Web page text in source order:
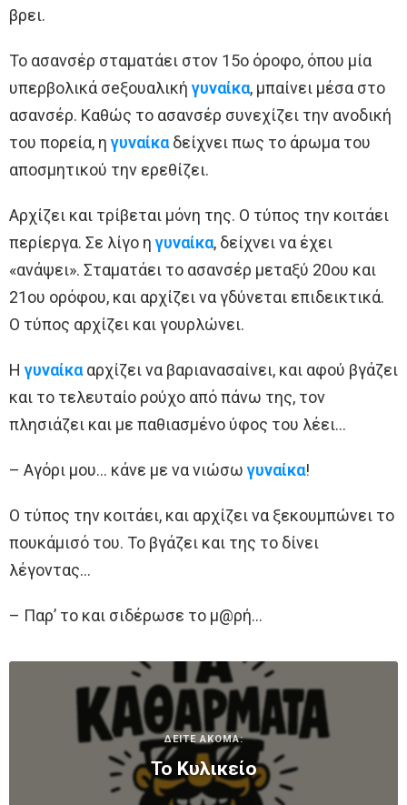
βρει.
Το ασανσέρ σταματάει στον 15ο όροφο, όπου μία
υπερβολικά σeξουαλική γυναίκα, μπαίνει μέσα στο
ασανσέρ. Καθώς το ασανσέρ συνεχίζει την ανοδική
του πορεία, η γυναίκαδείχνει πως το άρωμα του
αποσμητικού την ερεθίζει.
Αρχίζει και τρίβεται μόνη της. Ο τύπος την κοιτάει
περίεργα. Σε λίγο η γυναίκα, δείχνει να έχει
«ανάψει». Σταματάει το ασανσέρ μεταξύ 20ου και
21ου ορόφου, και αρχίζει να γδύνεται επιδεικτικά.
Ο τύπος αρχίζει και γουρλώνει.
Η γυναίκααρχίζει να βαριανασαίνει, και αφού βγάζει
και το τελευταίο ρούχο από πάνω της, τον
πλησιάζει και με παθιασμένο ύφος του λέει…
– Αγόρι μου… κάνε με να νιώσω γυναίκα!
Ο τύπος την κοιτάει, και αρχίζει να ξεκουμπώνει το
πουκάμισό του. Το βγάζει και της το δίνει
λέγοντας…
– Παρ’ το και σιδέρωσε το μ@ρή…
ΔΕΙΤΕ ΑΚΟΜΑ:
Το Κυλικείο